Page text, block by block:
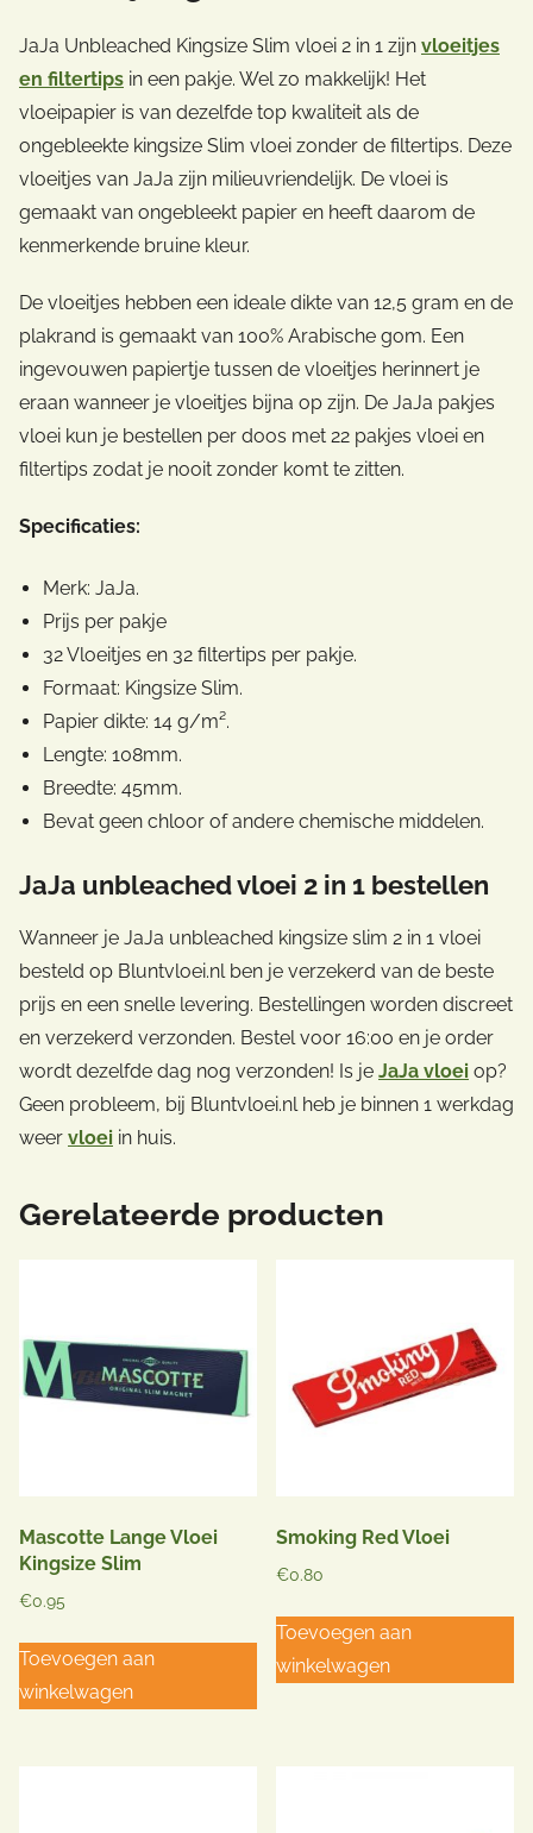
JaJa Unbleached Kingsize Slim vloei 2 in 1 zijn vloeitjes
en filtertips in een pakje. Wel zo makkelijk! Het
vloeipapier is van dezelfde top kwaliteit als de
ongebleekte kingsize Slim vloei zonder de filtertips. Deze
vloeitjes van JaJa zijn milieuvriendelijk. De vloei is
gemaakt van ongebleekt papier en heeft daarom de
kenmerkende bruine kleur.
De vloeitjes hebben een ideale dikte van 12,5 gram en de
plakrand is gemaakt van 100% Arabische gom. Een
ingevouwen papiertje tussen de vloeitjes herinnert je
eraan wanneer je vloeitjes bijna op zijn. De JaJa pakjes
vloei kun je bestellen per doos met 22 pakjes vloei en
filtertips zodat je nooit zonder komt te zitten.
Specificaties:
Merk: JaJa.
Prijs per pakje
32 Vloeitjes en 32 filtertips per pakje.
Formaat: Kingsize Slim.
Papier dikte: 14 g/m².
Lengte: 108mm.
Breedte: 45mm.
Bevat geen chloor of andere chemische middelen.
JaJa unbleached vloei 2 in 1 bestellen
Wanneer je JaJa unbleached kingsize slim 2 in 1 vloei
besteld op Bluntvloei.nl ben je verzekerd van de beste
prijs en een snelle levering. Bestellingen worden discreet
en verzekerd verzonden. Bestel voor 16:00 en je order
wordt dezelfde dag nog verzonden! Is je JaJa vloei op?
Geen probleem, bij Bluntvloei.nl heb je binnen 1 werkdag
weer vloei in huis.
Gerelateerde producten
Mascotte Lange Vloei
Kingsize Slim
€0.95
Toevoegen aan
winkelwagen
Smoking Red Vloei
€0.80
Toevoegen aan
winkelwagen